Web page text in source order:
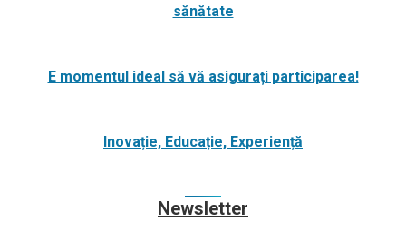
sănătate
E momentul ideal să vă asigurați participarea!
Inovație, Educație, Experiență
Newsletter